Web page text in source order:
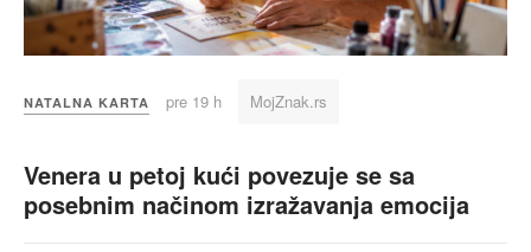
NATALNA KARTA pre 19 h MojZnak.rs
Venera u petoj kući povezuje se sa
posebnim načinom izražavanja emocija